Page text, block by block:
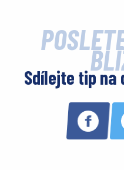
Sdílejte tip na